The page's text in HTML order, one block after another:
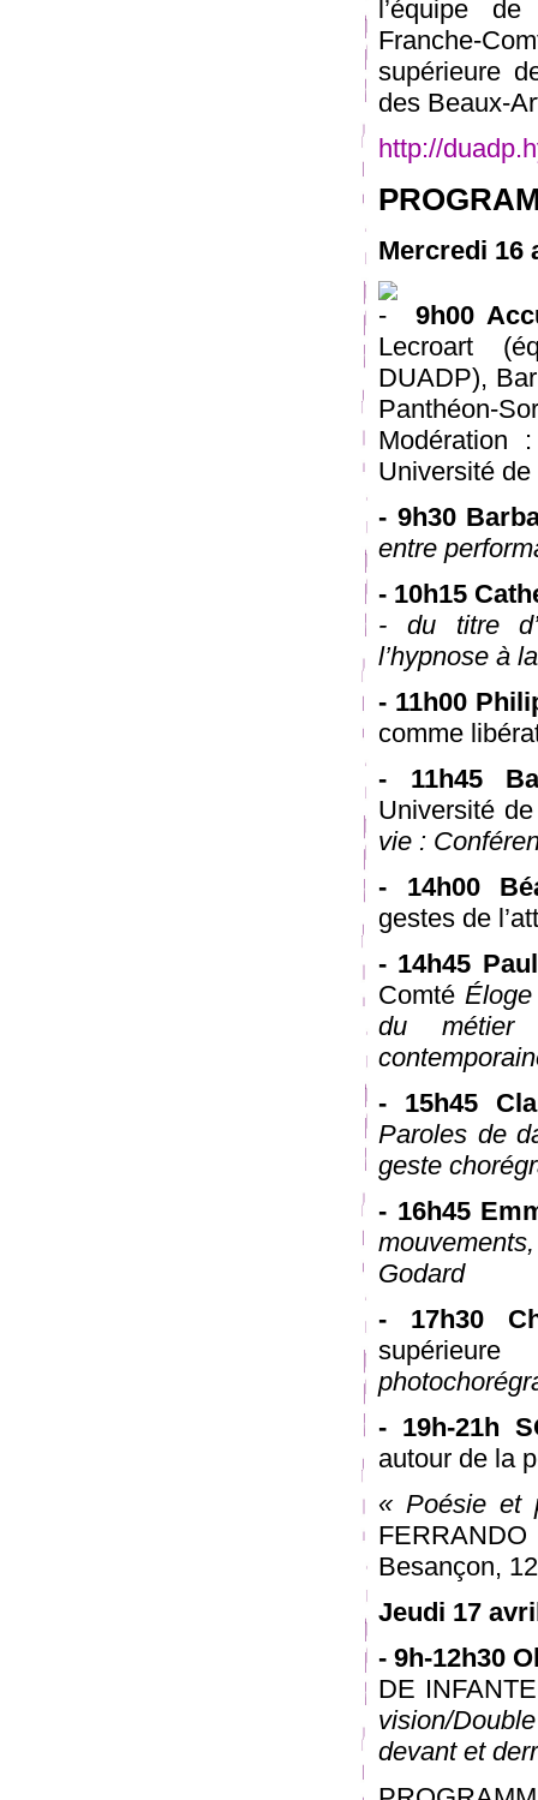
l’équipe
Franche-
supérieure
des Beaux-
http://
Mercredi 16
9h00
Lecroart
DUADP),
Panthéon-
Modération
Université
- 9h30
entre
- 10h15
- du titre
l’hypnose à
- 11h00
comme
- 11h45
Université
vie :
- 14h00
gestes de
- 14h45
Comté
du métier
- 15h45
Paroles de
geste
- 16h45
Godard
- 17h30
- 19h-21h
autour de la
« Poésie et
Besançon,
Jeudi 17
- 9h-12h30
DE
vision/
devant et